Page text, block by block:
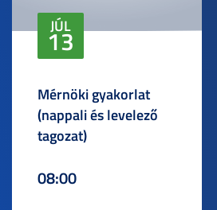
JÚL
13
Mérnöki gyakorlat
(nappali és levelező
tagozat)
08:00